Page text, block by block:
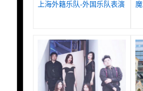
上海外籍乐队-外国乐队表演